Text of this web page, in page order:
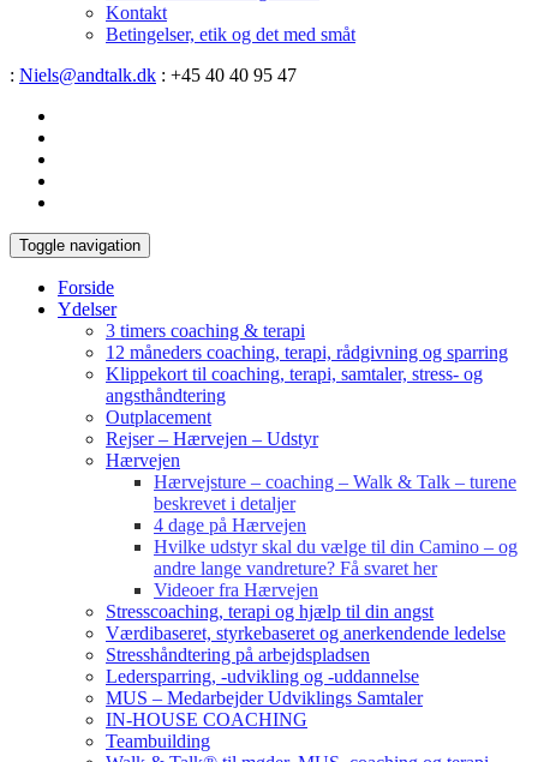
Kontakt
Betingelser, etik og det med småt
: Niels@andtalk.dk : +45 40 40 95 47
Toggle navigation
Forside
Ydelser
3 timers coaching & terapi
12 måneders coaching, terapi, rådgivning og sparring
Klippekort til coaching, terapi, samtaler, stress- og
angsthåndtering
Outplacement
Rejser – Hærvejen – Udstyr
Hærvejen
Hærvejsture – coaching – Walk & Talk – turene
beskrevet i detaljer
4 dage på Hærvejen
Hvilke udstyr skal du vælge til din Camino – og
andre lange vandreture? Få svaret her
Videoer fra Hærvejen
Stresscoaching, terapi og hjælp til din angst
Værdibaseret, styrkebaseret og anerkendende ledelse
Stresshåndtering på arbejdspladsen
Ledersparring, -udvikling og -uddannelse
MUS – Medarbejder Udviklings Samtaler
IN-HOUSE COACHING
Teambuilding